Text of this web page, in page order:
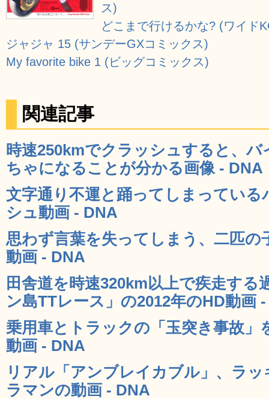
ス)
どこまで行けるかな? (ワイド
ジャジャ 15 (サンデーGXコミックス)
My favorite bike 1 (ビッグコミックス)
関連記事
時速250kmでクラッシュすると、
ちゃになることが分かる画像 - DNA
文字通り不運と踊ってしまってい
シュ動画 - DNA
思わず言葉を失ってしまう、二匹の
動画 - DNA
田舎道を時速320km以上で疾走する
ン島TTレース」の2012年のHD動画
乗用車とトラックの「玉突き事故」
動画 - DNA
リアル「アンブレイカブル」、ラ
ラマンの動画 - DNA